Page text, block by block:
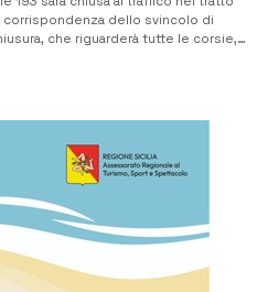
corrispondenza dello svincolo di
che riguarderà tutte le corsie,
riguarda la [&h...